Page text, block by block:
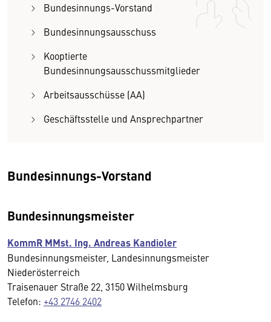
Bundesinnungs-Vorstand
Bundesinnungsausschuss
Kooptierte
Bundesinnungsausschussmitglieder
Arbeitsausschüsse (AA)
Geschäftsstelle und Ansprechpartner
Bundesinnungs-Vorstand
Bundesinnungsmeister
KommR MMst. Ing. Andreas Kandioler
Bundesinnungsmeister, Landesinnungsmeister
Niederösterreich
Traisenauer Straße 22, 3150 Wilhelmsburg
Telefon: +43 2746 2402